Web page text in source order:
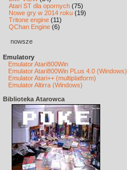
Atari ST dla opornych (75)
Nowe gry w 2014 roku (19)
Tritone engine (11)
QChan Engine (6)
nowsze
Emulatory
Emulator Atari800Win
Emulator Atari800Win PLus 4.0 (Windows)
Emulator Atari++ (multiplatform)
Emulator Altirra (Windows)
Biblioteka Atarowca